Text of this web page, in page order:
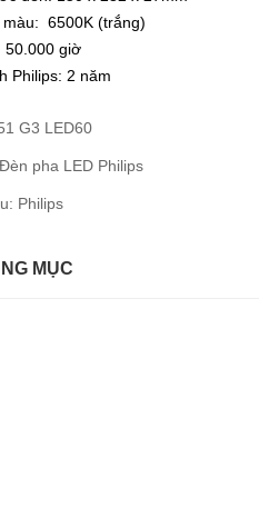
màu: 6500K (trắng)
50.000 giờ
Philips: 2 năm
G3 LED60
Đèn pha LED Philips
Philips
MỤC